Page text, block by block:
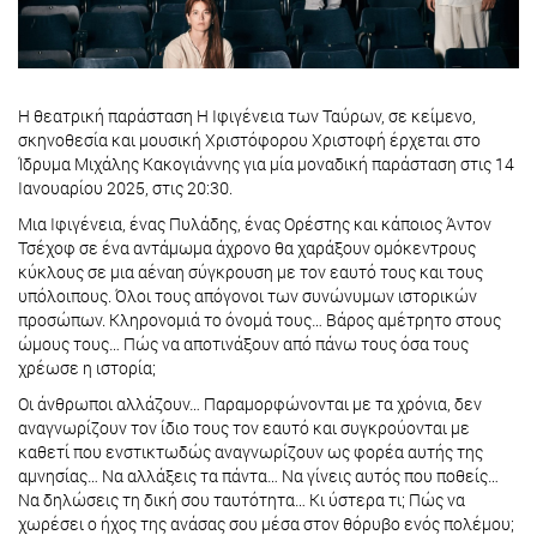
Η θεατρική παράσταση Η Ιφιγένεια των Ταύρων, σε κείμενο,
σκηνοθεσία και μουσική Χριστόφορου Χριστοφή έρχεται στο
Ίδρυμα Μιχάλης Κακογιάννης για μία μοναδική παράσταση στις 14
Ιανουαρίου 2025, στις 20:30.
Μια Ιφιγένεια, ένας Πυλάδης, ένας Ορέστης και κάποιος Άντον
Τσέχοφ σε ένα αντάμωμα άχρονο θα χαράξουν ομόκεντρους
κύκλους σε μια αέναη σύγκρουση με τον εαυτό τους και τους
υπόλοιπους. Όλοι τους απόγονοι των συνώνυμων ιστορικών
προσώπων. Κληρονομιά το όνομά τους… Βάρος αμέτρητο στους
ώμους τους… Πώς να αποτινάξουν από πάνω τους όσα τους
χρέωσε η ιστορία;
Οι άνθρωποι αλλάζουν… Παραμορφώνονται με τα χρόνια, δεν
αναγνωρίζουν τον ίδιο τους τον εαυτό και συγκρούονται με
καθετί που ενστικτωδώς αναγνωρίζουν ως φορέα αυτής της
αμνησίας… Να αλλάξεις τα πάντα… Να γίνεις αυτός που ποθείς…
Να δηλώσεις τη δική σου ταυτότητα… Κι ύστερα τι; Πώς να
χωρέσει ο ήχος της ανάσας σου μέσα στον θόρυβο ενός πολέμου;